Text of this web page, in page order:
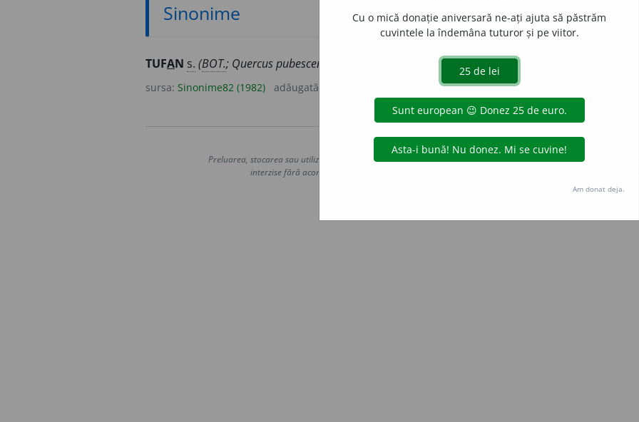
Sinonime
TUFAN s. (BOT.; Quercus pubescens) Transilv.) șledun.
sursa: Sinonime82 (1982) adăugată de acțiuni
Copyright © 2004-2026 dexonline (https://dexonline.ro)
Preluarea, stocarea sau utilizarea datelor de pe acest site, inclusiv prin orice metode de extragere automată
interzise fără acordul nostru prealabil scris, cu excepția seturilor de date oferite oficial spre utilizare
Hosterion
Cu o mică donație aniversară ne-ați ajuta să păstrăm
cuvintele la îndemâna tuturor și pe viitor.
Am donat deja.